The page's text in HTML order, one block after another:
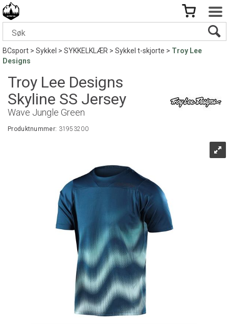
BCsport>Sykkel >SYKKELKLÆR>Sykkel t-skjorte>Troy Lee
Designs
Troy Lee Designs
Skyline SS Jersey
Wave Jungle Green
Produktnummer: 31953200